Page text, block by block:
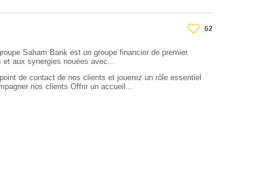
62
Saham Bank est un groupe financier de premier
et aux synergies nouées avec...
de contact de nos clients et jouerez un rôle essentiel
nos clients Offrir un accueil...